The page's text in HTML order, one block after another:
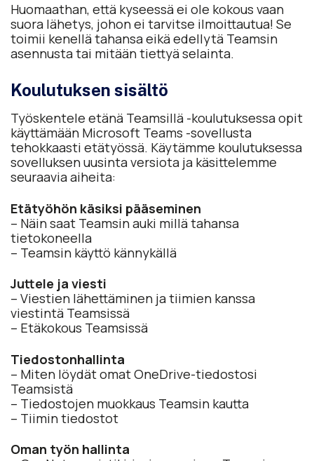
Huomaathan, että kyseessä ei ole kokous vaan
suora lähetys, johon ei tarvitse ilmoittautua! Se
toimii kenellä tahansa eikä edellytä Teamsin
asennusta tai mitään tiettyä selainta.
Koulutuksen sisältö
Työskentele etänä Teamsillä -koulutuksessa opit
käyttämään Microsoft Teams -sovellusta
tehokkaasti etätyössä. Käytämme koulutuksessa
sovelluksen uusinta versiota ja käsittelemme
seuraavia aiheita:
Etätyöhön käsiksi pääseminen
– Näin saat Teamsin auki millä tahansa
tietokoneella
– Teamsin käyttö kännykällä
Juttele ja viesti
– Viestien lähettäminen ja tiimien kanssa
viestintä Teamsissä
– Etäkokous Teamsissä
Tiedostonhallinta
– Miten löydät omat OneDrive-tiedostosi
Teamsistä
– Tiedostojen muokkaus Teamsin kautta
– Tiimin tiedostot
Oman työn hallinta